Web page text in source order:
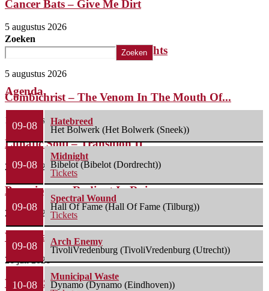
Cancer Bats – Give Me Dirt
5 augustus 2026
The Iron Roses – Molotov Nights
5 augustus 2026
Combichrist – The Venom In The Mouth Of...
1 augustus 2026
Lunatic Soul – Transition II
29 juli 2026
Boneripper – Radiant In Ruin
27 juli 2026
Waterparks – Jinx
26 juli 2026
Wailin’ Storms – The Arsonist
Zoeken
Zoeken
Agenda
09-08
Hatebreed
Het Bolwerk (Het Bolwerk (Sneek))
09-08
Midnight
Bibelot (Bibelot (Dordrecht))
Tickets
09-08
Spectral Wound
Hall Of Fame (Hall Of Fame (Tilburg))
Tickets
09-08
Arch Enemy
TivoliVredenburg (TivoliVredenburg (Utrecht))
10-08
Municipal Waste
Dynamo (Dynamo (Eindhoven))